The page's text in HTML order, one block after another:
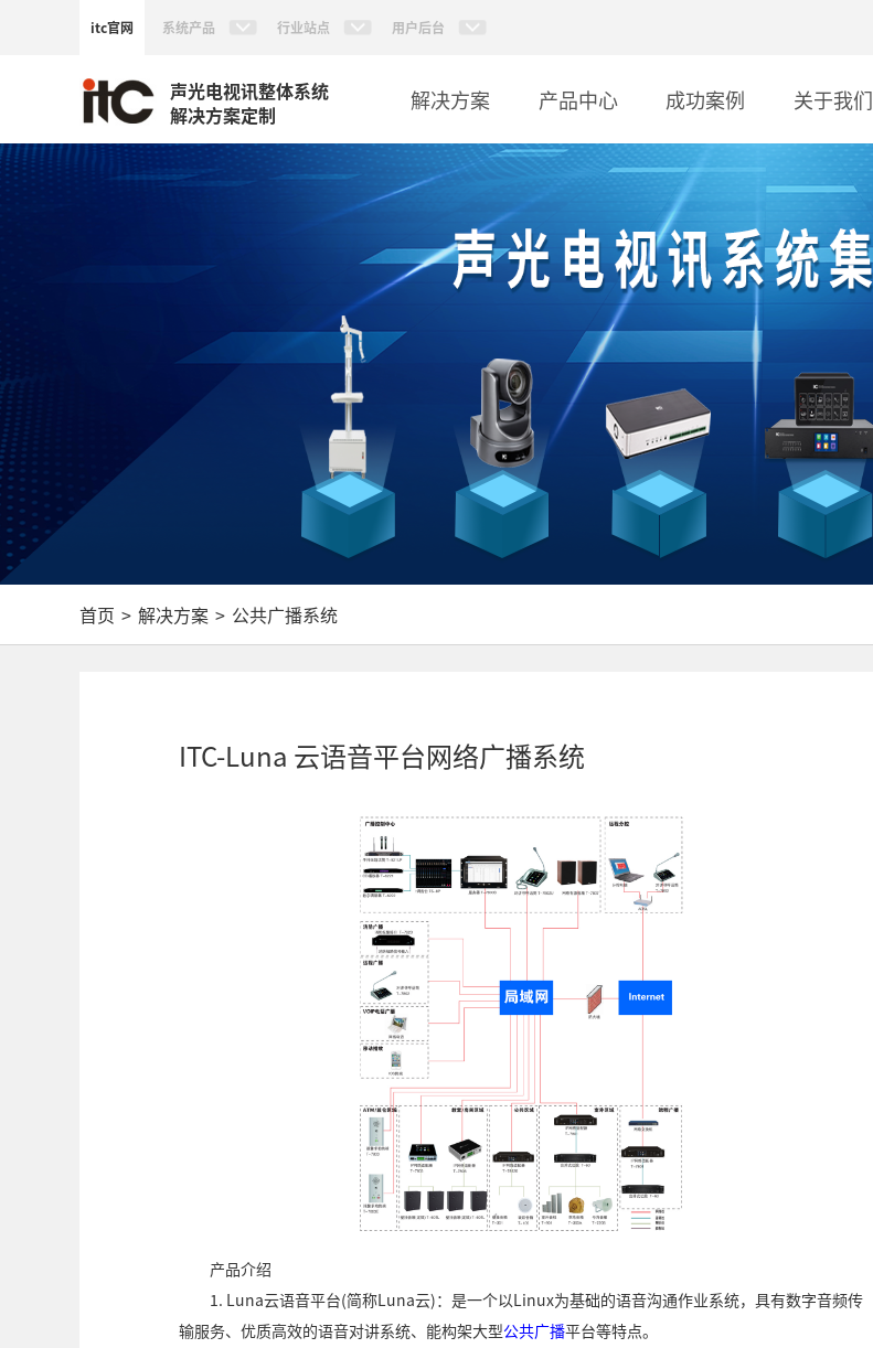
itc官网 系统产品 行业站点 用户后台
声光电视讯整体系统
解决方案定制
解决方案 产品中心 成功案例 关于我们
首页 > 解决方案 > 公共广播系统
ITC-Luna 云语音平台网络广播系统
产品介绍
1. Luna云语音平台(简称Luna云)：是一个以Linux为基础的语音沟通作业系统，具有数字音频传
输服务、优质高效的语音对讲系统、能构架大型公共广播平台等特点。